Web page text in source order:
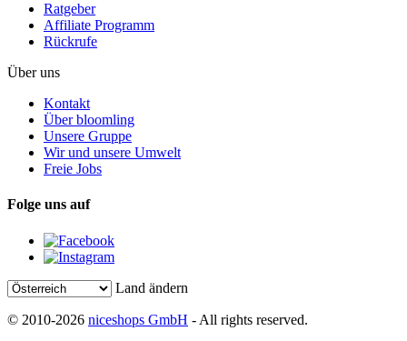
Ratgeber
Affiliate Programm
Rückrufe
Über uns
Kontakt
Über bloomling
Unsere Gruppe
Wir und unsere Umwelt
Freie Jobs
Folge uns auf
Land ändern
© 2010-2026 niceshops GmbH - All rights reserved.